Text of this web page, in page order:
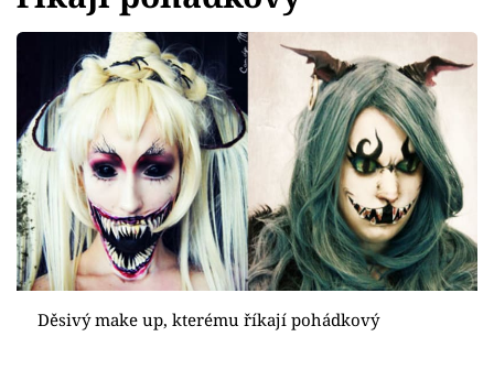
Showbyznys
Youtubeři
Virály
Sex a vztahy
Videa
Sledujte prima+
Děsivý make up, kterému říkají pohádkový